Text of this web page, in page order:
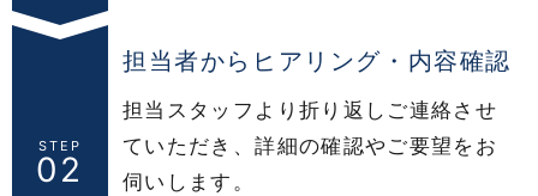
STEP
02
担当者からヒアリング・内容確認
担当スタッフより折り返しご連絡させ
ていただき、詳細の確認やご要望をお
伺いします。